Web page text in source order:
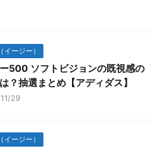
イージー）
500 ソフトビジョンの既視感の
？抽選まとめ【アディダス】
29
イージー）